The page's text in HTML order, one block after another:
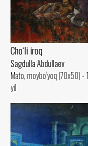
Cho‘li iroq
Sagdulla Abdullaev
Mato, moybo‘yoq (70x50) -
yil